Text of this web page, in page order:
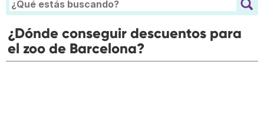
¿Dónde conseguir descuentos para
el zoo de Barcelona?